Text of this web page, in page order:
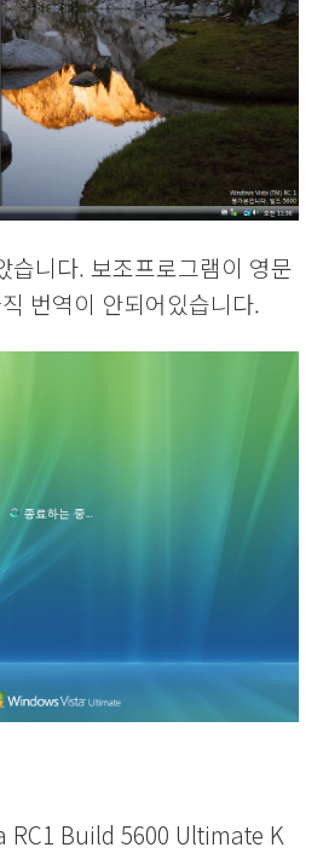
습니다. 보조프로그램이 영문
번역이 안되어있습니다.
RC1 Build 5600 Ultimate K